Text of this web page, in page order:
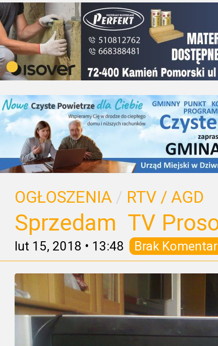
OGŁOSZENIA / RTV / AGD
Sprzedam TV
lut 15, 2018 • 13:48 Brak